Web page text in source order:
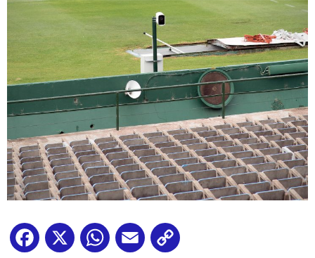
Facebook
X WhatsApp
Email